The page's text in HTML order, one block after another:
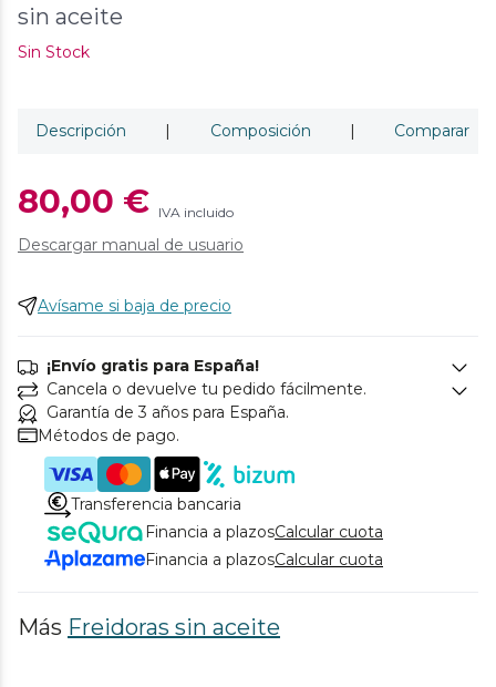
sin aceite
Sin Stock
Descripción | Composición | Comparar
80,00 € IVA incluido
Descargar manual de usuario
Avísame si baja de precio
¡Envío gratis para España!
Cancela o devuelve tu pedido fácilmente.
Garantía de 3 años para España.
Métodos de pago.
Transferencia bancaria
Financia a plazosCalcular cuota
Financia a plazosCalcular cuota
Más Freidoras sin aceite